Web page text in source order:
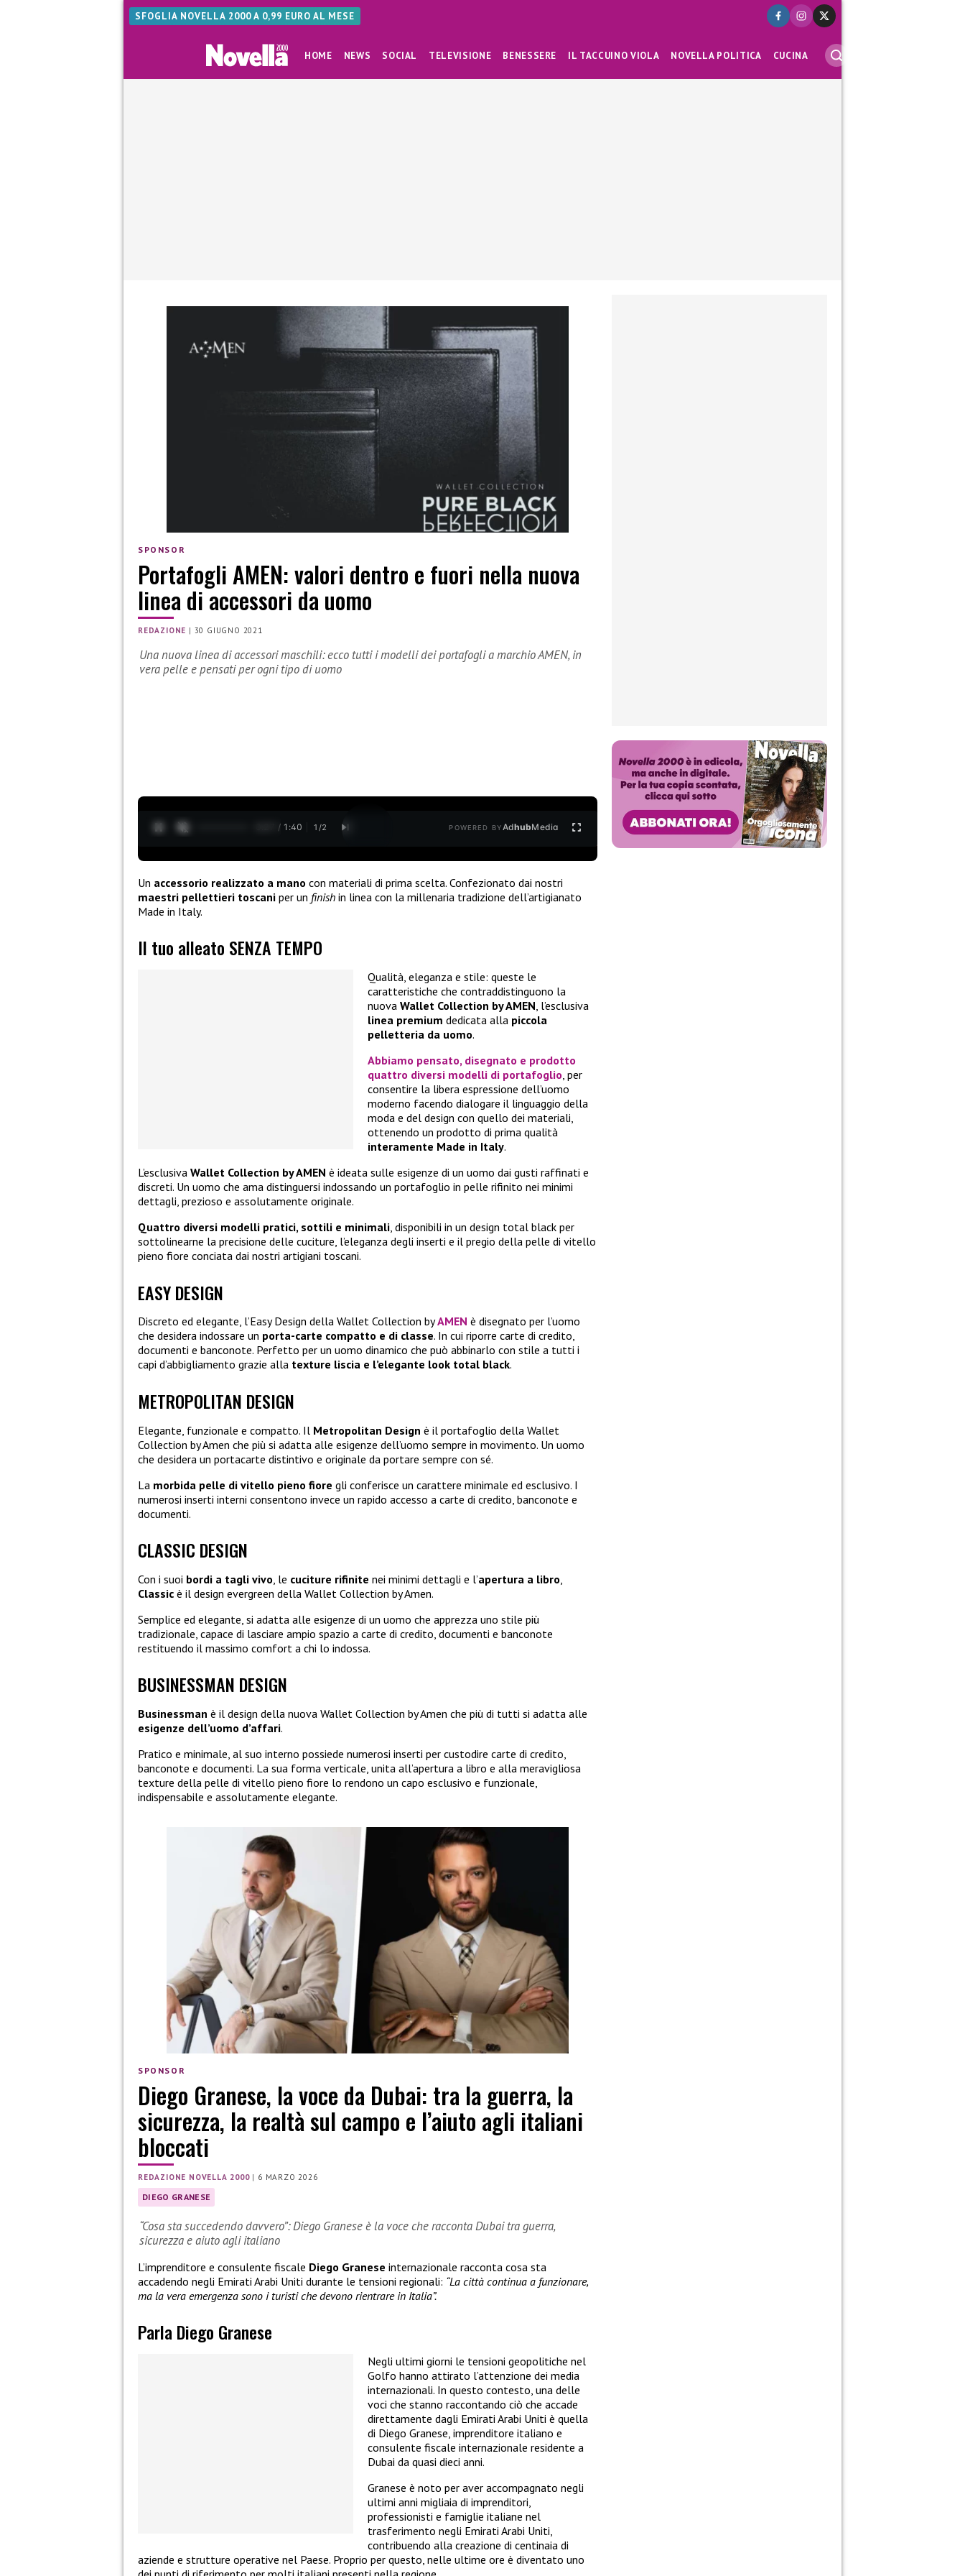
SFOGLIA NOVELLA 2000 A 0,99 EURO AL MESE
HOME NEWS SOCIAL TELEVISIONE BENESSERE IL TACCUINO VIOLA NOVELLA POLITICA CUCINA
SPONSOR
Portafogli AMEN: valori dentro e fuori nella nuova
linea di accessori da uomo
REDAZIONE | 30 GIUGNO 2021
Una nuova linea di accessori maschili: ecco tutti i modelli dei portafogli a marchio AMEN, in
vera pelle e pensati per ogni tipo di uomo
0:28 / 1:40 1 /2 POWERED BYAdhubMedia
Un accessorio realizzato a mano con materiali di prima scelta. Confezionato dai nostri
maestri pellettieri toscani per un finish in linea con la millenaria tradizione dell’artigianato
Made in Italy.
Il tuo alleato SENZA TEMPO
Qualità, eleganza e stile: queste le
caratteristiche che contraddistinguono la
nuova Wallet Collection by AMEN, l’esclusiva
linea premium dedicata alla piccola
pelletteria da uomo.
Abbiamo pensato, disegnato e prodotto
quattro diversi modelli di portafoglio, per
consentire la libera espressione dell’uomo
moderno facendo dialogare il linguaggio della
moda e del design con quello dei materiali,
ottenendo un prodotto di prima qualità
interamente Made in Italy.
L’esclusiva Wallet Collection by AMEN è ideata sulle esigenze di un uomo dai gusti raffinati e
discreti. Un uomo che ama distinguersi indossando un portafoglio in pelle rifinito nei minimi
dettagli, prezioso e assolutamente originale.
Quattro diversi modelli pratici, sottili e minimali, disponibili in un design total black per
sottolinearne la precisione delle cuciture, l’eleganza degli inserti e il pregio della pelle di vitello
pieno fiore conciata dai nostri artigiani toscani.
EASY DESIGN
Discreto ed elegante, l’Easy Design della Wallet Collection byAMEN è disegnato per l’uomo
che desidera indossare un porta-carte compatto e di classe. In cui riporre carte di credito,
documenti e banconote. Perfetto per un uomo dinamico che può abbinarlo con stile a tutti i
capi d’abbigliamento grazie alla texture liscia e l’elegante look total black.
METROPOLITAN DESIGN
Elegante, funzionale e compatto. Il Metropolitan Design è il portafoglio della Wallet
Collection by Amen che più si adatta alle esigenze dell’uomo sempre in movimento. Un uomo
che desidera un portacarte distintivo e originale da portare sempre con sé.
La morbida pelle di vitello pieno fiore gli conferisce un carattere minimale ed esclusivo. I
numerosi inserti interni consentono invece un rapido accesso a carte di credito, banconote e
documenti.
CLASSIC DESIGN
Con i suoi bordi a tagli vivo , le cuciture rifinite nei minimi dettagli e l’apertura a libro
Classic è il design evergreen della Wallet Collection by Amen.
Semplice ed elegante, si adatta alle esigenze di un uomo che apprezza uno stile più
tradizionale, capace di lasciare ampio spazio a carte di credito, documenti e banconote
restituendo il massimo comfort a chi lo indossa.
BUSINESSMAN DESIGN
Businessman è il design della nuova Wallet Collection by Amen che più di tutti si adatta alle
esigenze dell’uomo d’affari.
Pratico e minimale, al suo interno possiede numerosi inserti per custodire carte di credito,
banconote e documenti. La sua forma verticale, unita all’apertura a libro e alla meravigliosa
texture della pelle di vitello pieno fiore lo rendono un capo esclusivo e funzionale,
indispensabile e assolutamente elegante.
SPONSOR
Diego Granese, la voce da Dubai: tra la guerra, la
sicurezza, la realtà sul campo e l’aiuto agli italiani
bloccati
REDAZIONE NOVELLA 2000| 6 MARZO 2026
DIEGO GRANESE
“Cosa sta succedendo davvero”: Diego Granese è la voce che racconta Dubai tra guerra,
sicurezza e aiuto agli italiano
L’imprenditore e consulente fiscale Diego Granese internazionale racconta cosa sta
accadendo negli Emirati Arabi Uniti durante le tensioni regionali: “La città continua a funzionare,
ma la vera emergenza sono i turisti che devono rientrare in Italia”.
Parla Diego Granese
Negli ultimi giorni le tensioni geopolitiche nel
Golfo hanno attirato l’attenzione dei media
internazionali. In questo contesto, una delle
voci che stanno raccontando ciò che accade
direttamente dagli Emirati Arabi Uniti è quella
di Diego Granese, imprenditore italiano e
consulente fiscale internazionale residente a
Dubai da quasi dieci anni.
Granese è noto per aver accompagnato negli
ultimi anni migliaia di imprenditori,
professionisti e famiglie italiane nel
trasferimento negli Emirati Arabi Uniti,
contribuendo alla creazione di centinaia di
aziende e strutture operative nel Paese. Proprio per questo, nelle ultime ore è diventato uno